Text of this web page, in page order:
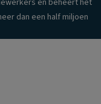
en beheert het
dan een half miljoen